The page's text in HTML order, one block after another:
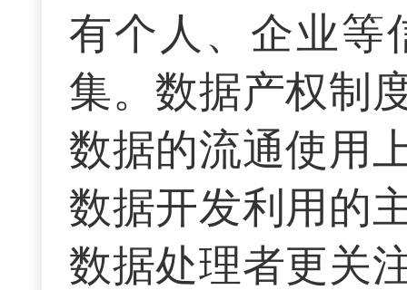
有个人、企业等
集。数据产权制
数据的流通使用
数据开发利用的
数据处理者更关